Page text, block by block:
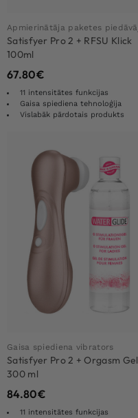
Satisfyer Pro 2 + RFSU Klick
100ml
67.80€
11 intensitātes funkcijas
Gaisa spiediena tehnoloģija
Vislabāk pārdotais produkts
Gaisa spiediena vibrators
Satisfyer Pro 2 + Orgasm Gel
300 ml
84.80€
11 intensitātes funkcijas